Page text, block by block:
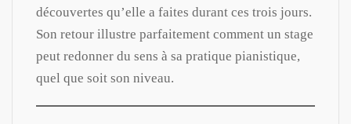
découvertes qu’elle a faites durant ces trois jours.
Son retour illustre parfaitement comment un stage
peut redonner du sens à sa pratique pianistique,
quel que soit son niveau.